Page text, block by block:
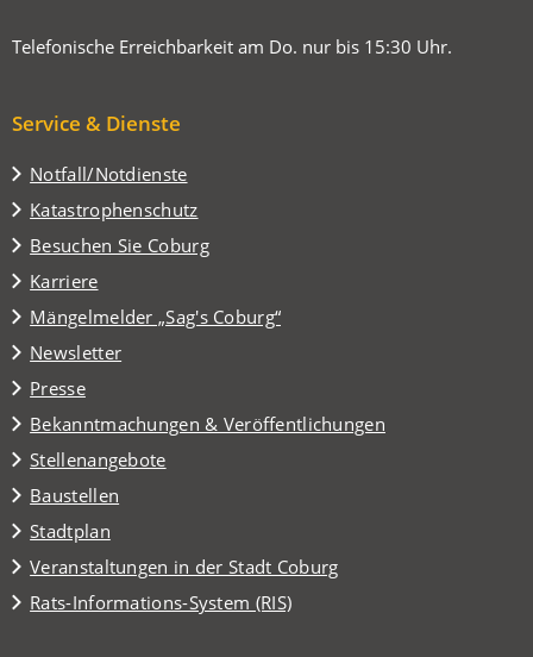
Telefonische Erreichbarkeit am Do. nur bis 15:30 Uhr.
Service & Dienste
Notfall/Notdienste
Katastrophenschutz
Besuchen Sie Coburg
(Öffnet
in
einem
neuen
Tab)
Karriere
Mängelmelder „Sag's Coburg“
(Öffnet
in
einem
neuen
Tab)
Newsletter
Presse
Bekanntmachungen & Veröffentlichungen
Stellenangebote
Baustellen
Stadtplan
(Öffnet
in
einem
neuen
Veranstaltungen in der Stadt Coburg
(Öffnet
in
einem
Rats-Informations-System (RIS)
(Öffnet